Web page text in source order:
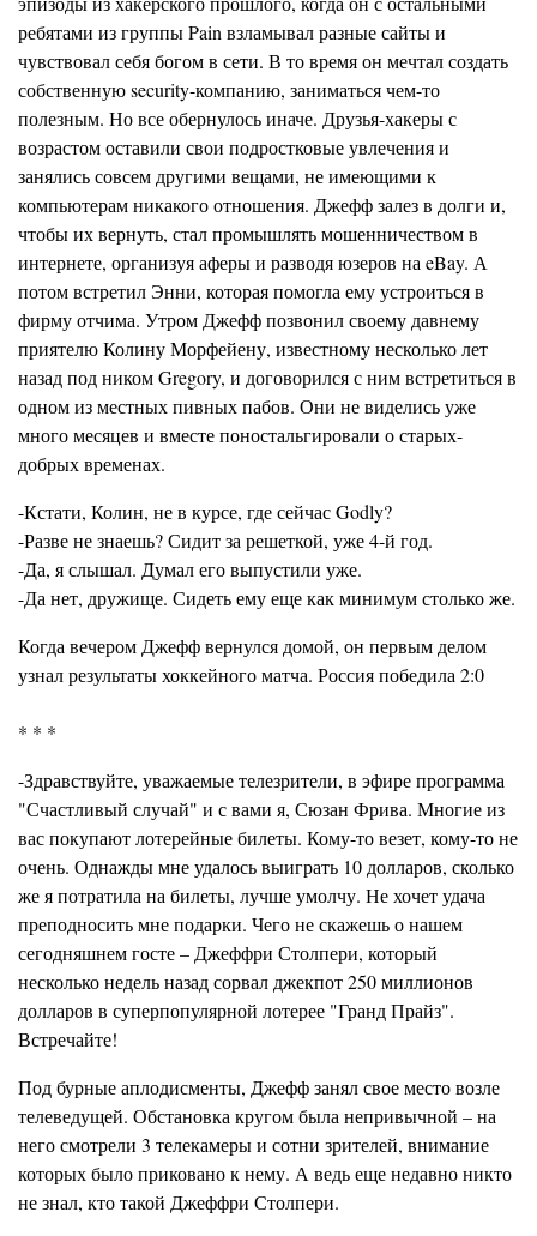
ребятами из группы Pain взламывал разные сайты и
чувствовал себя богом в сети. В то время он мечтал создать
собственную security-компанию, заниматься чем-то
полезным. Но все обернулось иначе. Друзья-хакеры с
возрастом оставили свои подростковые увлечения и
занялись совсем другими вещами, не имеющими к
компьютерам никакого отношения. Джефф залез в долги и,
чтобы их вернуть, стал промышлять мошенничеством в
интернете, организуя аферы и разводя юзеров на eBay. А
потом встретил Энни, которая помогла ему устроиться в
фирму отчима. Утром Джефф позвонил своему давнему
приятелю Колину Морфейену, известному несколько лет
назад под ником Gregory, и договорился с ним встретиться в
одном из местных пивных пабов. Они не виделись уже
много месяцев и вместе поностальгировали о старых-
добрых временах.
-Кстати, Колин, не в курсе, где сейчас Godly?
-Разве не знаешь? Сидит за решеткой, уже 4-й год.
-Да, я слышал. Думал его выпустили уже.
-Да нет, дружище. Сидеть ему еще как минимум столько же.
Когда вечером Джефф вернулся домой, он первым делом
узнал результаты хоккейного матча. Россия победила 2:0
* * *
-Здравствуйте, уважаемые телезрители, в эфире программа
"Счастливый случай" и с вами я, Сюзан Фрива. Многие из
вас покупают лотерейные билеты. Кому-то везет, кому-то не
очень. Однажды мне удалось выиграть 10 долларов, сколько
же я потратила на билеты, лучше умолчу. Не хочет удача
преподносить мне подарки. Чего не скажешь о нашем
сегодняшнем госте – Джеффри Столпери, который
несколько недель назад сорвал джекпот 250 миллионов
долларов в суперпопулярной лотерее "Гранд Прайз".
Встречайте!
Под бурные аплодисменты, Джефф занял свое место возле
телеведущей. Обстановка кругом была непривычной – на
него смотрели 3 телекамеры и сотни зрителей, внимание
которых было приковано к нему. А ведь еще недавно никто
не знал, кто такой Джеффри Столпери.